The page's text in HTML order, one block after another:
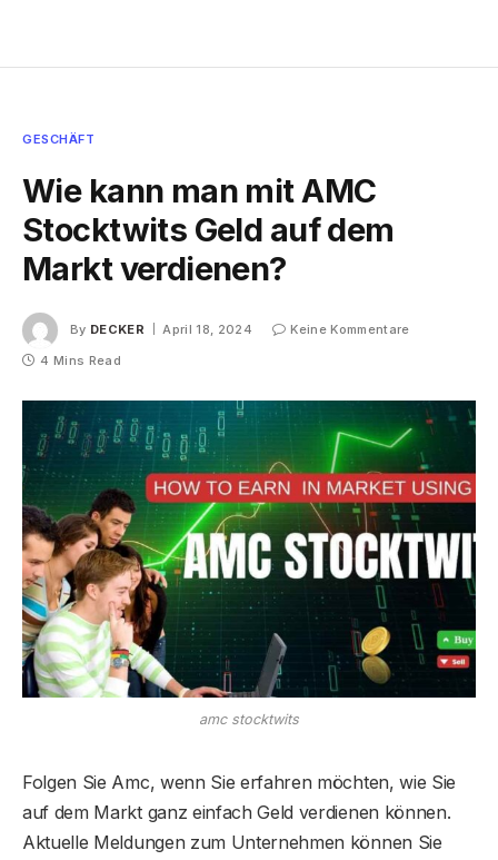
GESCHÄFT
Wie kann man mit AMC
Stocktwits Geld auf dem
Markt verdienen?
By DECKER April 18, 2024
Keine Kommentare
4 Mins Read
amc stocktwits
Folgen Sie Amc, wenn Sie erfahren möchten, wie Sie
auf dem Markt ganz einfach Geld verdienen können.
Aktuelle Meldungen zum Unternehmen können Sie